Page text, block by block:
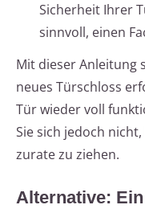
Sicherheit Ihrer
sinnvoll, einen
Mit dieser Anleitung
neues Türschloss
Tür wieder voll
Sie sich jedoch
zurate zu ziehen.
Alternative: